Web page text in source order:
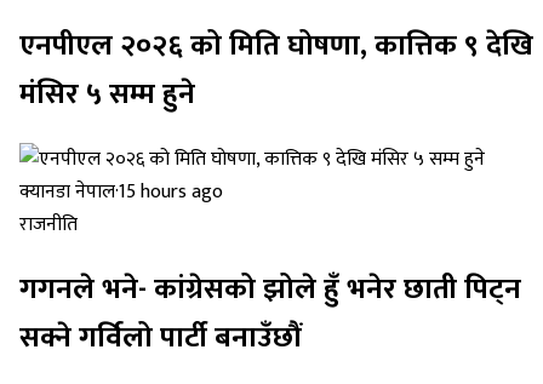
एनपीएल २०२६ को मिति घोषणा, कात्तिक ९ देखि
मंसिर ५ सम्म हुने
क्यानडा नेपाल·15 hours ago
राजनीति
गगनले भने- कांग्रेसको झोले हुँ भनेर छाती पिट्न
सक्ने गर्विलो पार्टी बनाउँछौं